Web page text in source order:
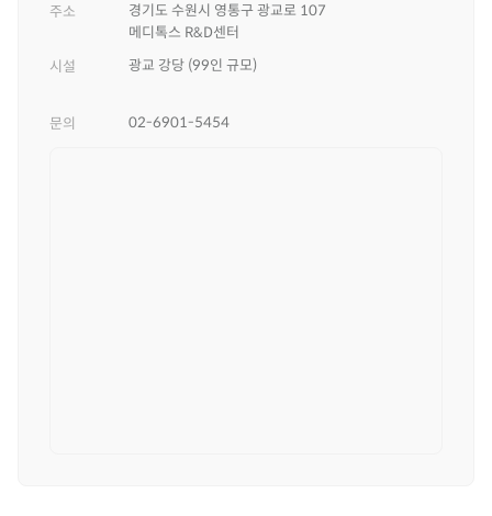
주소
경기도 수원시 영통구 광교로 107
메디톡스 R&D센터
시설
광교 강당 (99인 규모)
문의 02-6901-5454